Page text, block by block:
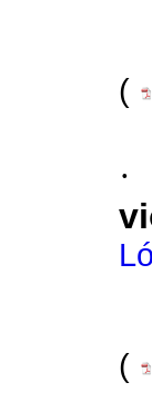
(
·
(